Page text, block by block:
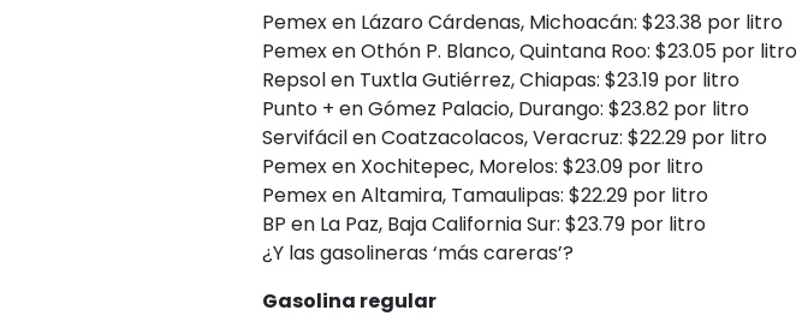
Pemex en Lázaro Cárdenas, Michoacán: $23.38 por litro
Pemex en Othón P. Blanco, Quintana Roo: $23.05 por litro
Repsol en Tuxtla Gutiérrez, Chiapas: $23.19 por litro
Punto + en Gómez Palacio, Durango: $23.82 por litro
Servifácil en Coatzacolacos, Veracruz: $22.29 por litro
Pemex en Xochitepec, Morelos: $23.09 por litro
Pemex en Altamira, Tamaulipas: $22.29 por litro
BP en La Paz, Baja California Sur: $23.79 por litro
¿Y las gasolineras ‘más careras’?
Gasolina regular